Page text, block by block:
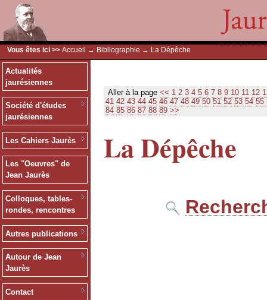
Vous êtes ici >> Accueil → Bibliographie → La Dépêche
Actualités
jaurésiennes
Société d'études
jaurésiennes
Les Cahiers Jaurès
Les "Oeuvres" de
Jean Jaurès
Colloques, tables-
rondes, rencontres
Autres publications
Autour de Jean
Jaurès
Contact
Aller à la page << 1 2 3 4 5 6 7 8 9 10 11 12
41 42 43 44 45 46 47 48 49 50 51 52 53 54 55
84 85 86 87 88 89 >>
La Dépêche